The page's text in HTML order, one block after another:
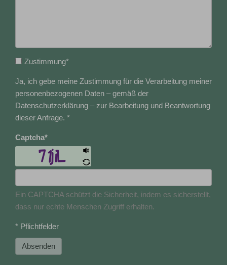
Zustimmung*
Ja, ich gebe meine Zustimmung für die Verarbeitung meiner
personenbezogenen Daten – gemäß der
Datenschutzerklärung – zur Bearbeitung und Beantwortung
dieser Anfrage. *
Captcha*
Ein CAPTCHA schützt die Sicherheit, indem es sicherstellt,
dass nur echte Menschen Zugriff erhalten.
* Pflichtfelder
Absenden